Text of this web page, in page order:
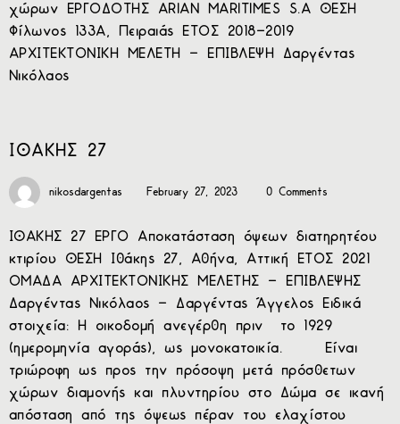
χώρων ΕΡΓΟΔΟΤΗΣ ARIAN MARITIMES S.A ΘΕΣΗ
Φίλωνος 133Α, Πειραιάς ΕΤΟΣ 2018-2019
ΑΡΧΙΤΕΚΤΟΝΙΚΗ ΜΕΛΕΤΗ – ΕΠΙΒΛΕΨΗ Δαργέντας
Νικόλαος
ΙΘΑΚΗΣ 27
nikosdargentas February 27, 2023 0 Comments
ΙΘΑΚΗΣ 27 ΕΡΓΟ Αποκατάσταση όψεων διατηρητέου
κτιρίου ΘΕΣΗ Ιθάκης 27, Αθήνα, Αττική ΕΤΟΣ 2021
ΟΜΑΔΑ ΑΡΧΙΤΕΚΤΟΝΙΚΗΣ ΜΕΛΕΤΗΣ – ΕΠΙΒΛΕΨΗΣ
Δαργέντας Νικόλαος – Δαργέντας Άγγελος Ειδικά
στοιχεία: Η οικοδομή ανεγέρθη πριν το 1929
(ημερομηνία αγοράς), ως μονοκατοικία. Είναι
τριώροφη ως προς την πρόσοψη μετά πρόσθετων
χώρων διαμονής και πλυντηρίου στο Δώμα σε ικανή
απόσταση από της όψεως πέραν του ελαχίστου